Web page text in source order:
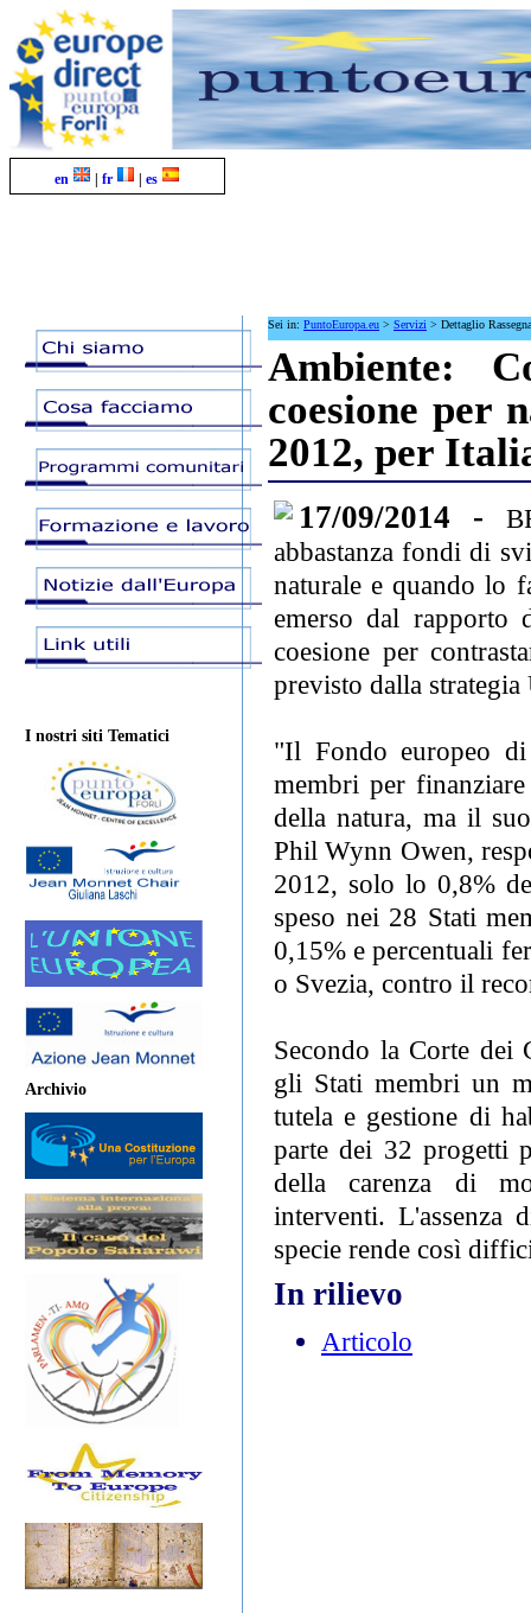
en | fr | es
I nostri siti Tematici
Archivio
Sei in: PuntoEuropa.eu > Servizi > Dettaglio
Ambiente:
coesione per
2012, per
17/09/2014 -
abbastanza fondi di
naturale e quando lo
emerso dal
coesione per
previsto dalla strategia
"Il Fondo europeo di
membri per
della natura, ma il
Phil Wynn Owen,
2012, solo lo 0,8%
speso nei 28 Stati
0,15% e percentuali
o Svezia, contro il
Secondo la Corte dei
gli Stati membri un
tutela e gestione di
parte dei 32 progetti
della carenza di
interventi.
specie rende così
In rilievo
Articolo